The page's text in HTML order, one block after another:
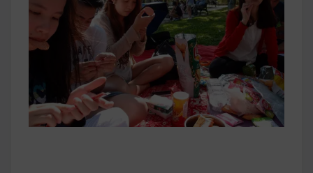
健身重訓菜單
運動健身飲食建議
2020 年最新蛋白粉終極指南，讓你一次搞
清楚！